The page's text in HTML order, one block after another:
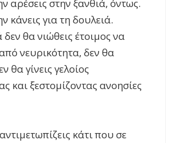
αρέσεις στην ξανθιά, όντως.
κάνεις για τη δουλειά.
θα νιώθεις έτοιμος να
νευρικότητα, δεν θα
θα γίνεις γελοίος
και ξεστομίζοντας ανοησίες
κάτι που σε